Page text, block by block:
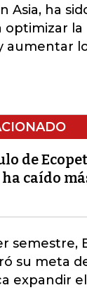
Asia, ha
la
aumentar
de
caído
semestre,
su meta
expandir